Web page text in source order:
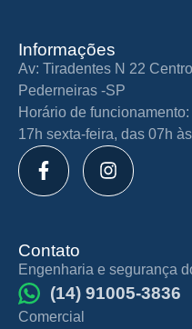
Informações
Av: Tiradentes N 22 Centro
Pederneiras -SP
Horário de
17h sexta-feira, das 07h
Contato
Engenharia e segurança
(14) 91005-3836
Comercial